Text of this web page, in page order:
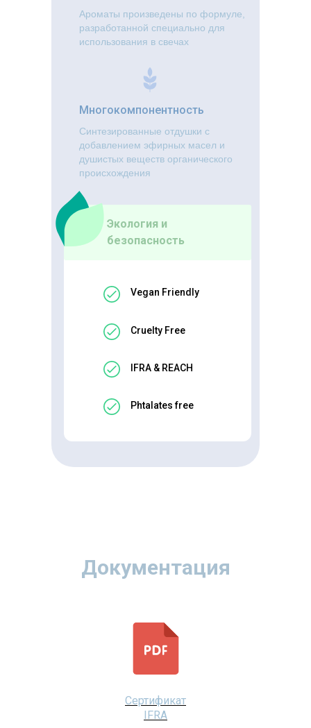
Ароматы произведены по формуле,
разработанной специально для
использования в свечах
Многокомпонентность
Синтезированные отдушки с
добавлением эфирных масел и
душистых веществ органического
происхождения
Экология и
безопасность
Vegan Friendly
Cruelty Free
IFRA & REACH
Phtalates free
Документация
Сертификат
IFRA